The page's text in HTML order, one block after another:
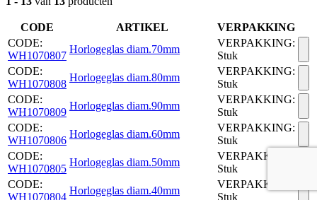
CODE ARTIKEL
VERPAKKING
CODE:
WH1070807
Horlogeglas diam.70mm
VERPAKKING:
Stuk
CODE:
WH1070808
Horlogeglas diam.80mm
VERPAKKING:
Stuk
CODE:
WH1070809
Horlogeglas diam.90mm
VERPAKKING:
Stuk
CODE:
WH1070806
Horlogeglas diam.60mm
VERPAKKING:
Stuk
CODE:
WH1070805
Horlogeglas diam.50mm
VERPAKKING:
Stuk
CODE:
WH1070804
Horlogeglas diam.40mm
VERPAKKING:
Stuk